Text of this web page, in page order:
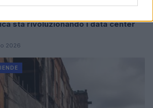
sta rivoluzionando i data center
2026